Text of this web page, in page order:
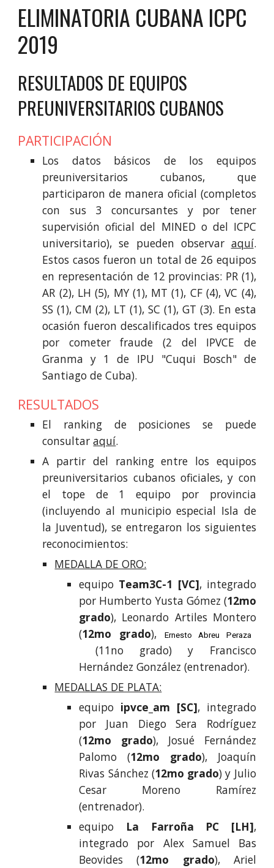
ELIMINATORIA CUBANA ICPC
2019
RESULTADOS DE EQUIPOS
PREUNIVERSITARIOS CUBANOS
PARTICIPACIÓN
Los datos básicos de los equipos
preuniversitarios cubanos, que
participaron de manera oficial (completos
con sus 3 concursantes y por tener
supervisión oficial del MINED o del ICPC
universitario), se pueden observar aquí.
Estos casos fueron un total de 26 equipos
en representación de 12 provincias: PR (1),
AR (2), LH (5), MY (1), MT (1), CF (4), VC (4),
SS (1),CM (2), LT (1), SC (1), GT (3). En esta
ocasión fueron descalificados tres equipos
por cometer fraude (2 del IPVCE de
Granma y 1 de IPU "Cuqui Bosch" de
Santiago de Cuba).
RESULTADOS
El ranking de posiciones se puede
consultaraquí.
A partir del ranking entre los equipos
preuniversitarios cubanos oficiales, y con
el tope de 1 equipo por provincia
(incluyendo al municipio especial Isla de
la Juventud), se entregaron los siguientes
reconocimientos:
MEDALLA DE ORO:
equipo Team3C-1 [VC], integrado
por Humberto Yusta Gómez (12mo
grado), Leonardo Artiles Montero
(12mo grado), Ernesto Abreu Peraza
(11no grado) y Francisco
Hernández González (entrenador).
MEDALLAS DE PLATA:
equipo ipvce_am [SC], integrado
por Juan Diego Sera Rodríguez
(12mo grado), Josué Fernández
Palomo(12mo grado), Joaquín
Rivas Sánchez (12mo grado) y Julio
Cesar Moreno Ramírez
(entrenador).
equipo La Farroña PC [LH],
integrado por Alex Samuel Bas
Beovides(12mo grado), Ariel